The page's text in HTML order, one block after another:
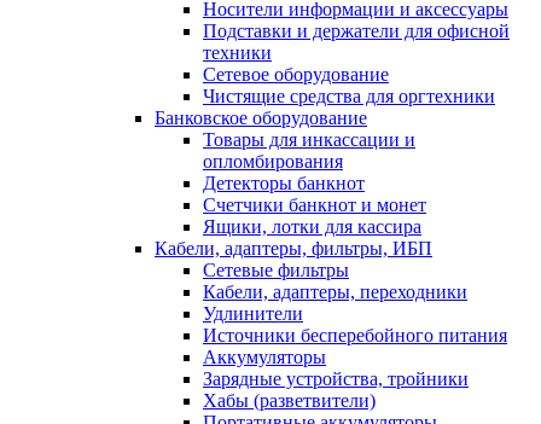
Носители информации и аксессуары
Подставки и держатели для офисной
техники
Сетевое оборудование
Чистящие средства для оргтехники
Банковское оборудование
Товары для инкассации и
опломбирования
Детекторы банкнот
Счетчики банкнот и монет
Ящики, лотки для кассира
Кабели, адаптеры, фильтры, ИБП
Сетевые фильтры
Кабели, адаптеры, переходники
Удлинители
Источники бесперебойного питания
Аккумуляторы
Зарядные устройства, тройники
Хабы (разветвители)